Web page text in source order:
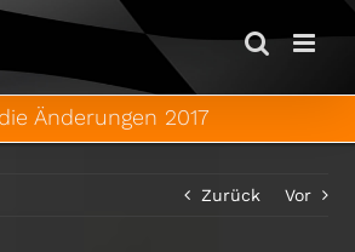
Änderungen 2017
Zurück Vor